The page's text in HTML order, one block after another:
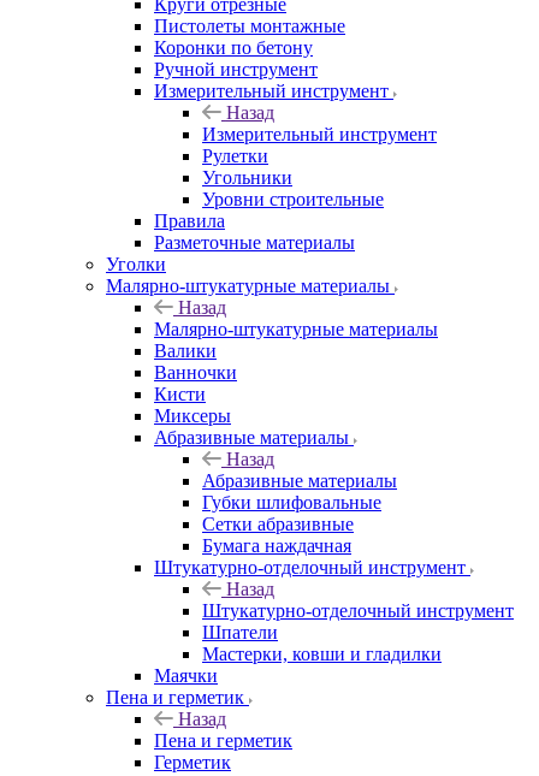
Круги отрезные
Пистолеты монтажные
Коронки по бетону
Ручной инструмент
Измерительный инструмент
Назад
Измерительный инструмент
Рулетки
Угольники
Уровни строительные
Правила
Разметочные материалы
Уголки
Малярно-штукатурные материалы
Назад
Малярно-штукатурные материалы
Валики
Ванночки
Кисти
Миксеры
Абразивные материалы
Назад
Абразивные материалы
Губки шлифовальные
Сетки абразивные
Бумага наждачная
Штукатурно-отделочный инструмент
Назад
Штукатурно-отделочный инструмент
Шпатели
Мастерки, ковши и гладилки
Маячки
Пена и герметик
Назад
Пена и герметик
Герметик